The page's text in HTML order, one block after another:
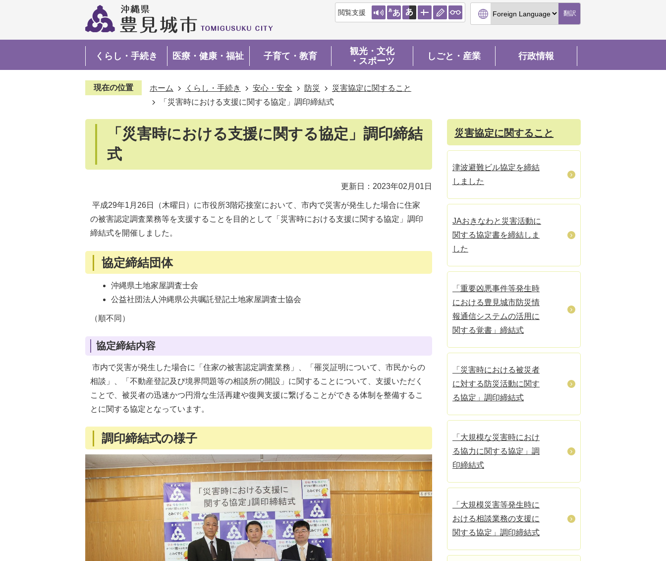
閲覧支援 翻訳
くらし・手続き 医療・健康・福祉 子育て・教育
観光・文化
・スポーツ
しごと・産業 行政情報
現在の位置 ホーム くらし・手続き 安心・安全 防災
災害協定に関すること
「災害時における支援に関する協定」調印締結式
「災害時における支援に関する協定」調印締結
式
更新日：2023年02月01日
平成29年1月26日（木曜日）に市役所3階応接室において、市内で災害が発生した場合に住家
の被害認定調査業務等を支援することを目的として「災害時における支援に関する協定」調印
締結式を開催しました。
協定締結団体
沖縄県土地家屋調査士会
公益社団法人沖縄県公共嘱託登記土地家屋調査士協会
（順不同）
協定締結内容
市内で災害が発生した場合に「住家の被害認定調査業務」、「罹災証明について、市民からの
相談」、「不動産登記及び境界問題等の相談所の開設」に関することについて、支援いただく
ことで、被災者の迅速かつ円滑な生活再建や復興支援に繋げることができる体制を整備するこ
とに関する協定となっています。
調印締結式の様子
災害協定に関すること
津波避難ビル協定を締結
しました
JAおきなわと災害活動に
関する協定書を締結しま
した
「重要凶悪事件等発生時
における豊見城市防災情
報通信システムの活用に
関する覚書」締結式
「災害時における被災者
に対する防災活動に関す
る協定」調印締結式
「大規模な災害時におけ
る協力に関する協定」調
印締結式
「大規模災害等発生時に
おける相談業務の支援に
関する協定」調印締結式